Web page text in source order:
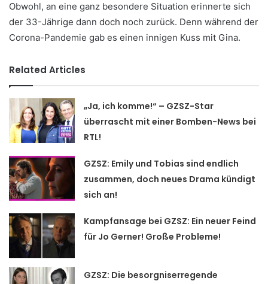
Obwohl, an eine ganz besondere Situation erinnerte sich
der 33-Jährige dann doch noch zurück. Denn während der
Corona-Pandemie gab es einen innigen Kuss mit Gina.
Related Articles
„Ja, ich komme!“ – GZSZ-Star
überrascht mit einer Bomben-News bei
RTL!
GZSZ: Emily und Tobias sind endlich
zusammen, doch neues Drama kündigt
sich an!
Kampfansage bei GZSZ: Ein neuer Feind
für Jo Gerner! Große Probleme!
GZSZ: Die besorgniserregende